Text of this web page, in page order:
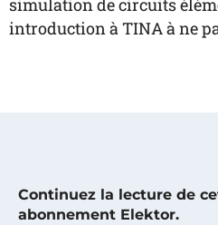
simulation de circuits
introduction à TINA à ne
Continuez la lecture de
abonnement Elektor.